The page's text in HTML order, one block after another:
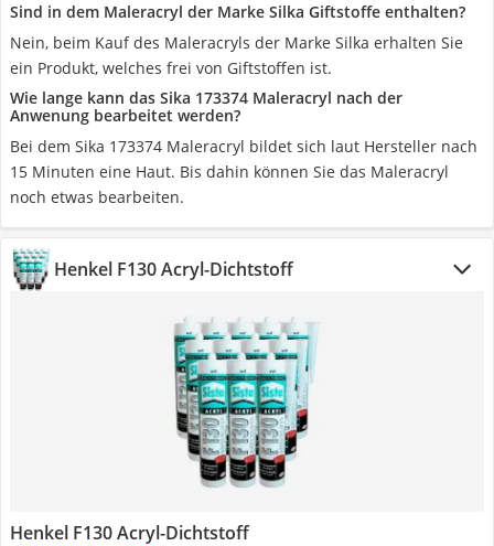
Sind in dem Maleracryl der Marke Silka Giftstoffe enthalten?
Nein, beim Kauf des Maleracryls der Marke Silka erhalten Sie
ein Produkt, welches frei von Giftstoffen ist.
Wie lange kann das Sika 173374 Maleracryl nach der
Anwenung bearbeitet werden?
Bei dem Sika 173374 Maleracryl bildet sich laut Hersteller nach
15 Minuten eine Haut. Bis dahin können Sie das Maleracryl
noch etwas bearbeiten.
Henkel F130 Acryl-Dichtstoff
Henkel F130 Acryl-Dichtstoff